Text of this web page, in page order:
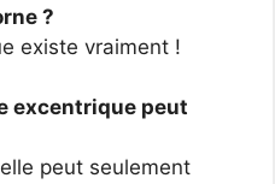
?
existe vraiment !
excentrique peut
peut seulement